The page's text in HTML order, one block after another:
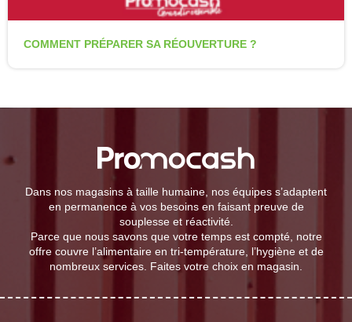
COMMENT PRÉPARER SA RÉOUVERTURE ?
Dans nos magasins à taille humaine, nos équipes s’adaptent
en permanence à vos besoins en faisant preuve de
souplesse et réactivité.
Parce que nous savons que votre temps est compté, notre
offre couvre l’alimentaire en tri-température, l’hygiène et de
nombreux services. Faites votre choix en magasin.